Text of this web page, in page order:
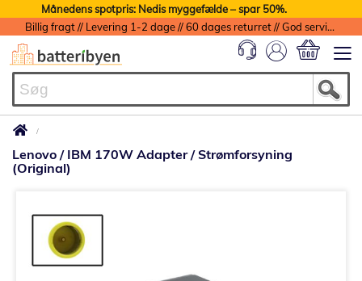
Månedens spotpris: Nedis myggefælde – spar 50%.
Billig fragt // Levering 1-2 dage // 60 dages returret // God service med garanti
Lenovo / IBM 170W Adapter / Strømforsyning
(Original)
slutningen
billedgalleriet